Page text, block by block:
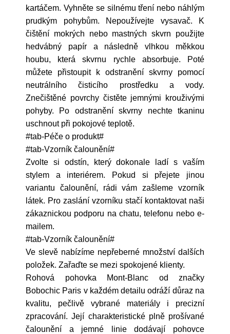
kartáčem. Vyhněte se silnému tření nebo náhlým
prudkým pohybům. Nepoužívejte vysavač. K
čištění mokrých nebo mastných skvrn použijte
hedvábný papír a následně vlhkou měkkou
houbu, která skvrnu rychle absorbuje. Poté
můžete přistoupit k odstranění skvrny pomocí
neutrálního čisticího prostředku a vody.
Znečištěné povrchy čistěte jemnými krouživými
pohyby. Po odstranění skvrny nechte tkaninu
uschnout při pokojové teplotě.
#tab-Péče o produkt#
#tab-Vzorník čalounění#
Zvolte si odstín, který dokonale ladí s vaším
stylem a interiérem. Pokud si přejete jinou
variantu čalounění, rádi vám zašleme vzorník
látek. Pro zaslání vzorníku stačí kontaktovat naši
zákaznickou podporu na chatu, telefonu nebo e-
mailem.
#tab-Vzorník čalounění#
Ve slevě nabízíme nepřeberné množství dalších
položek. Zařaďte se mezi spokojené klienty.
Rohová pohovka Mont-Blanc od značky
Bobochic Paris v každém detailu odráží důraz na
kvalitu, pečlivě vybrané materiály i precizní
zpracování. Její charakteristické plně prošívané
čalounění a jemné linie dodávají pohovce